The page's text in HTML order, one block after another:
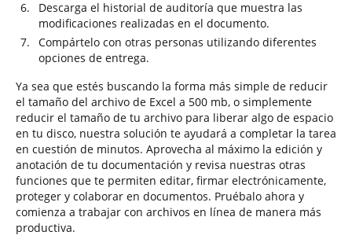
Descarga el historial de auditoría que muestra las
modificaciones realizadas en el documento.
Compártelo con otras personas utilizando diferentes
opciones de entrega.
Ya sea que estés buscando la forma más simple de reducir
el tamaño del archivo de Excel a 500 mb, o simplemente
reducir el tamaño de tu archivo para liberar algo de espacio
en tu disco, nuestra solución te ayudará a completar la tarea
en cuestión de minutos. Aprovecha al máximo la edición y
anotación de tu documentación y revisa nuestras otras
funciones que te permiten editar, firmar electrónicamente,
proteger y colaborar en documentos. Pruébalo ahora y
comienza a trabajar con archivos en línea de manera más
productiva.